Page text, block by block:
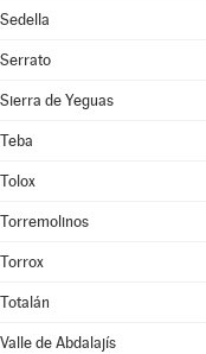
Sedella
Serrato
Sierra de Yeguas
Teba
Tolox
Torremolinos
Torrox
Totalán
Valle de Abdalajís